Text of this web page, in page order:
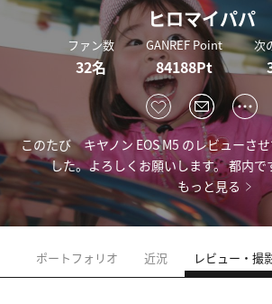
ヒロマイパパ
ファン数
32名
GANREF Point
84188Pt
次
このたび キヤノン EOS M5 のレビューさ
した。よろしくお願いします。 都内
もっと見る
ポートフォリオ 近況 レビュー・撮